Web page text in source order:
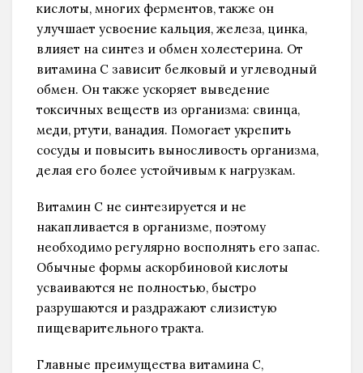
кислоты, многих ферментов, также он
улучшает усвоение кальция, железа, цинка,
влияет на синтез и обмен холестерина. От
витамина С зависит белковый и углеводный
обмен. Он также ускоряет выведение
токсичных веществ из организма: свинца,
меди, ртути, ванадия. Помогает укрепить
сосуды и повысить выносливость организма,
делая его более устойчивым к нагрузкам.
Витамин С не синтезируется и не
накапливается в организме, поэтому
необходимо регулярно восполнять его запас.
Обычные формы аскорбиновой кислоты
усваиваются не полностью, быстро
разрушаются и раздражают слизистую
пищеварительного тракта.
Главные преимущества витамина С,